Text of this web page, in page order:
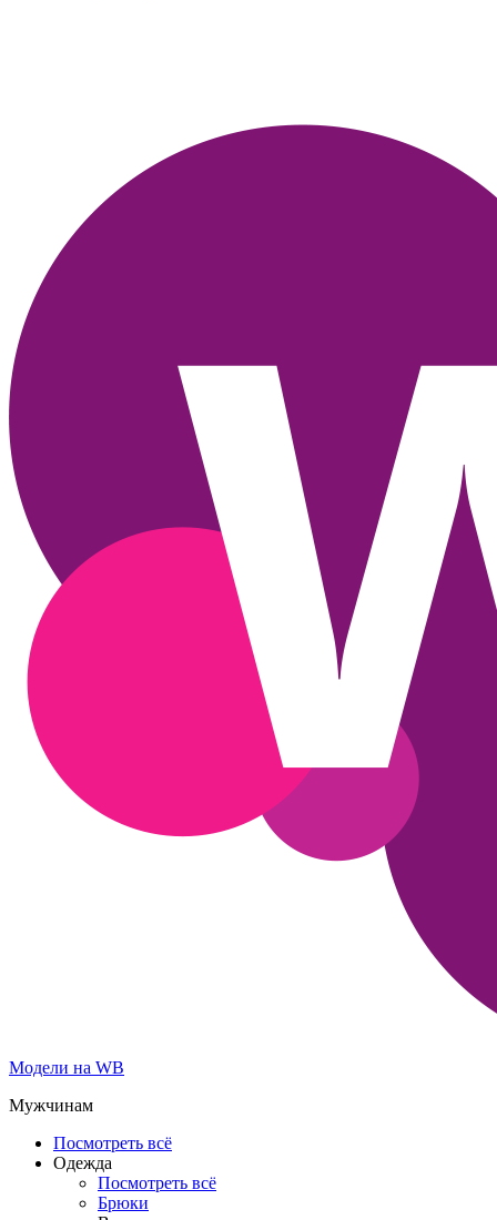
Модели на WB
Мужчинам
Посмотреть всё
Одежда
Посмотреть всё
Брюки